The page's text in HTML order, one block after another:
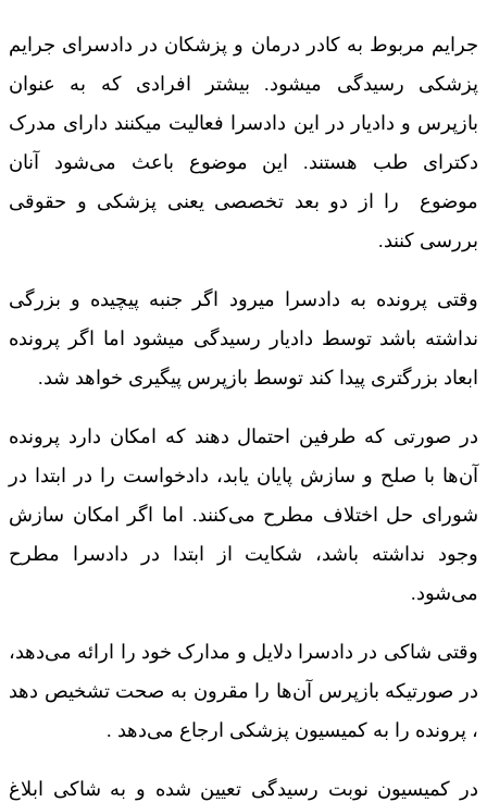
جرایم مربوط به کادر درمان و پزشکان در دادسرای جرایم
پزشکی رسیدگی میشود. بیشتر افرادی که به عنوان
بازپرس و دادیار در این دادسرا فعالیت میکنند دارای مدرک
دکترای طب هستند. این موضوع باعث می‌شود آنان
موضوع را از دو بعد تخصصی یعنی پزشکی و حقوقی
بررسی کنند.
وقتی پرونده به دادسرا میرود اگر جنبه پیچیده و بزرگی
نداشته باشد توسط دادیار رسیدگی میشود اما اگر پرونده
ابعاد بزرگتری پیدا کند توسط بازپرس پیگیری خواهد شد.
در صورتی که طرفین احتمال دهند که امکان دارد پرونده
آن‌ها با صلح و سازش پایان یابد، دادخواست را در ابتدا در
شورای حل اختلاف مطرح می‌کنند. اما اگر امکان سازش
وجود نداشته باشد، شکایت از ابتدا در دادسرا مطرح
می‌شود.
وقتی شاکی در دادسرا دلایل و مدارک خود را ارائه می‌دهد،
در صورتیکه بازپرس آن‌ها را مقرون به صحت تشخیص دهد
، پرونده را به کمیسیون پزشکی ارجاع می‌دهد .
در کمیسیون نوبت رسیدگی تعیین شده و به شاکی ابلاغ